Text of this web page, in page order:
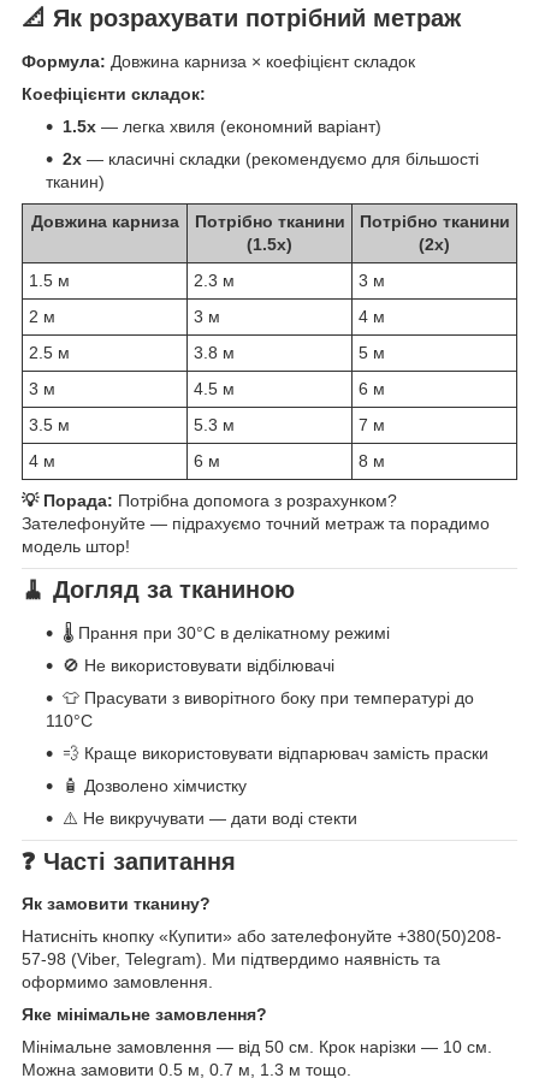
📐 Як розрахувати потрібний метраж
Формула: Довжина карниза × коефіцієнт складок
Коефіцієнти складок:
1.5x — легка хвиля (економний варіант)
2x — класичні складки (рекомендуємо для більшості
тканин)
Довжина карниза
Потрібно тканини
(1.5x)
Потрібно тканини
(2x)
1.5 м
2.3 м
3 м
2 м
3 м
4 м
2.5 м
3.8 м
5 м
3 м
4.5 м
6 м
3.5 м
5.3 м
7 м
4 м
6 м 8 м
💡 Порада: Потрібна допомога з розрахунком?
Зателефонуйте — підрахуємо точний метраж та порадимо
модель штор!
🧹 Догляд за тканиною
🌡️ Прання при 30°C в делікатному режимі
🚫 Не використовувати відбілювачі
👕 Прасувати з виворітного боку при температурі до
110°C
💨 Краще використовувати відпарювач замість праски
🧴 Дозволено хімчистку
⚠️ Не викручувати — дати воді стекти
❓ Часті запитання
Як замовити тканину?
Натисніть кнопку «Купити» або зателефонуйте +380(50)208-
57-98 (Viber, Telegram). Ми підтвердимо наявність та
оформимо замовлення.
Яке мінімальне замовлення?
Мінімальне замовлення — від 50 см. Крок нарізки — 10 см.
Можна замовити 0.5 м, 0.7 м, 1.3 м тощо.